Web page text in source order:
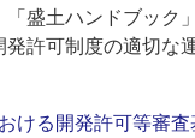
盛土ハンドブック
許可制度の適切な
ける開発許可等審